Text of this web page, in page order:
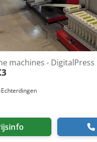
machines - DigitalPress